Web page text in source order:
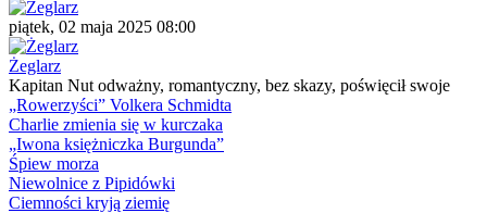
piątek, 02 maja 2025 08:00
Żeglarz
Kapitan Nut odważny, romantyczny, bez skazy, poświęcił swoje
„Rowerzyści” Volkera Schmidta
Charlie zmienia się w kurczaka
„Iwona księżniczka Burgunda”
Śpiew morza
Niewolnice z Pipidówki
Ciemności kryją ziemię